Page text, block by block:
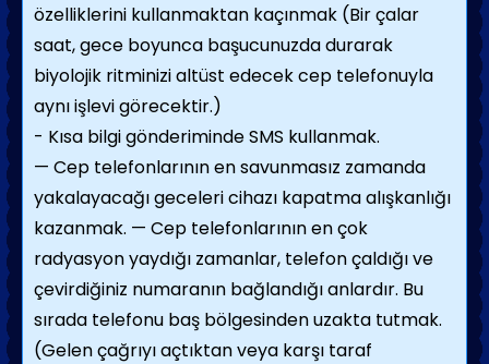
özelliklerini kullanmaktan kaçınmak (Bir çalar
saat, gece boyunca başucunuzda durarak
biyolojik ritminizi altüst edecek cep telefonuyla
aynı işlevi görecektir.)
- Kısa bilgi gönderiminde SMS kullanmak.
— Cep telefonlarının en savunmasız zamanda
yakalayacağı geceleri cihazı kapatma alışkanlığı
kazanmak. — Cep telefonlarının en çok
radyasyon yaydığı zamanlar, telefon çaldığı ve
çevirdiğiniz numaranın bağlandığı anlardır. Bu
sırada telefonu baş bölgesinden uzakta tutmak.
(Gelen çağrıyı açtıktan veya karşı taraf